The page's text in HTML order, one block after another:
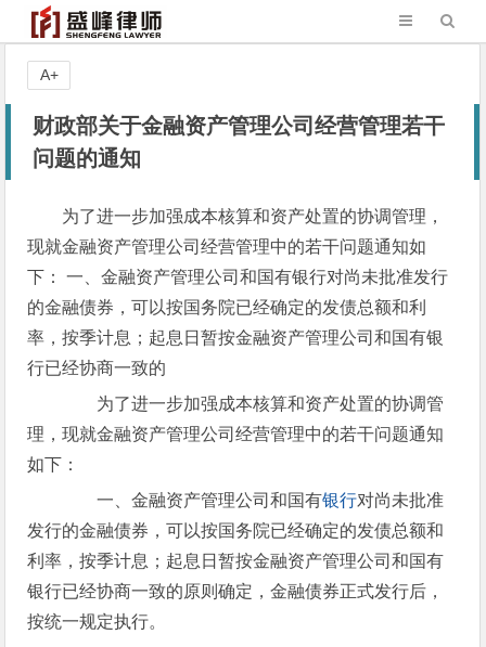
财政部关于金融资产管理公司经营管理若干
问题的通知
为了进一步加强成本核算和资产处置的协调管理，
现就金融资产管理公司经营管理中的若干问题通知如
下： 一、金融资产管理公司和国有银行对尚未批准发行
的金融债券，可以按国务院已经确定的发债总额和利
率，按季计息；起息日暂按金融资产管理公司和国有银
行已经协商一致的
为了进一步加强成本核算和资产处置的协调管
理，现就金融资产管理公司经营管理中的若干问题通知
如下：
一、金融资产管理公司和国有银行对尚未批准
发行的金融债券，可以按国务院已经确定的发债总额和
利率，按季计息；起息日暂按金融资产管理公司和国有
银行已经协商一致的原则确定，金融债券正式发行后，
按统一规定执行。
A+